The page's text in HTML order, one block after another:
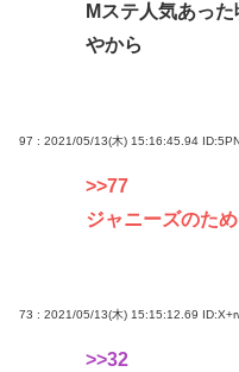
Mステ人気あっ
やから
97 : 2021/05/13(木) 15:16:45.94
>>77
ジャニーズのた
73 : 2021/05/13(木) 15:15:12.69
>>32